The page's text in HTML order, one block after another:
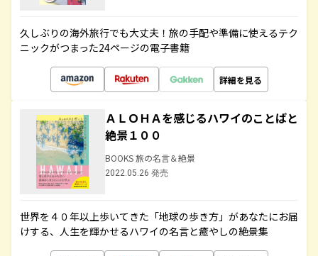
久しぶりの海外旅行でも大丈夫！旅の手配や準備に使えるテク
ニックがつまった24ページの電子書籍
詳細を見る
ＡＬＯＨＡを感じるハワイのことばと
絶景１００
BOOKS 旅の名言＆絶景
2022.05.26 発売
世界を４０年以上歩いてきた「地球の歩き方」があなたにお届
けする、人生を輝かせるハワイの名言と癒やしの絶景集